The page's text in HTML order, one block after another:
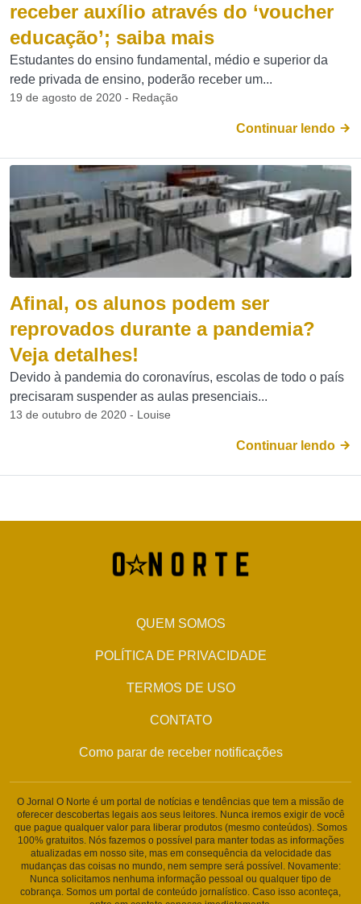
receber auxílio através do ‘voucher
educação’; saiba mais
Estudantes do ensino fundamental, médio e superior da
rede privada de ensino, poderão receber um...
19 de agosto de 2020 - Redação
Continuar lendo
Afinal, os alunos podem ser
reprovados durante a pandemia?
Veja detalhes!
Devido à pandemia do coronavírus, escolas de todo o país
precisaram suspender as aulas presenciais...
13 de outubro de 2020 - Louise
Continuar lendo
QUEM SOMOS
POLÍTICA DE PRIVACIDADE
TERMOS DE USO
CONTATO
Como parar de receber notificações
O Jornal O Norte é um portal de notícias e tendências que tem a missão de
oferecer descobertas legais aos seus leitores. Nunca iremos exigir de você
que pague qualquer valor para liberar produtos (mesmo conteúdos). Somos
100% gratuitos. Nós fazemos o possível para manter todas as informações
atualizadas em nosso site, mas em consequência da velocidade das
mudanças das coisas no mundo, nem sempre será possível. Novamente:
Nunca solicitamos nenhuma informação pessoal ou qualquer tipo de
cobrança. Somos um portal de conteúdo jornalístico. Caso isso aconteça,